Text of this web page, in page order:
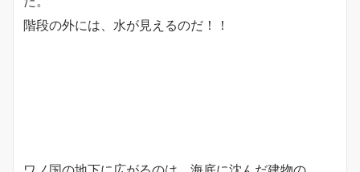
階段の外には、水が見えるのだ！！